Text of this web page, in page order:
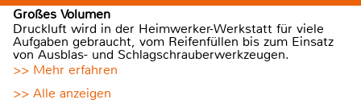
Großes Volumen
Druckluft wird in der Heimwerker-Werkstatt für viele
Aufgaben gebraucht, vom Reifenfüllen bis zum Einsatz
von Ausblas- und Schlagschrauberwerkzeugen.
>> Mehr erfahren
>> Alle anzeigen